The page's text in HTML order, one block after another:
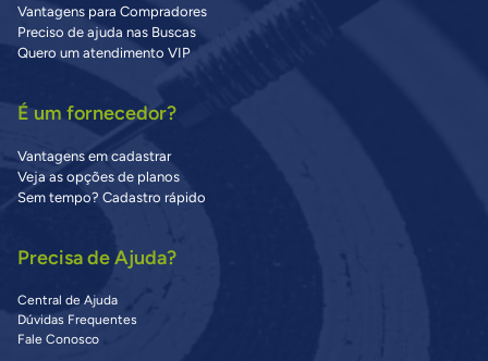
Vantagens para Compradores
Preciso de ajuda nas Buscas
Quero um atendimento VIP
É um fornecedor?
Vantagens em cadastrar
Veja as opções de planos
Sem tempo? Cadastro rápido
Precisa de Ajuda?
Central de Ajuda
Dúvidas Frequentes
Fale Conosco